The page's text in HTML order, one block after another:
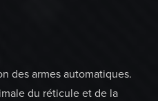
des armes automatiques.
du réticule et de la